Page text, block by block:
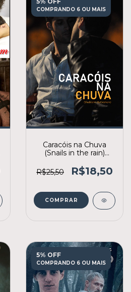
COMPRANDO 6 OU MAIS
Caracóis na Chuva
(Snails in the rain)
R$25,50
R$18,50
COMPRAR
5% OFF
COMPRANDO 6 OU MAIS